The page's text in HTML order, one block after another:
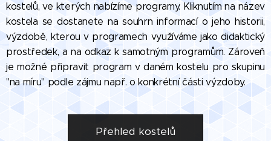
kostelů, ve kterých nabízíme programy. Kliknutím na název
kostela se dostanete na souhrn informací o jeho historii,
výzdobě, kterou v programech využíváme jako didaktický
prostředek, a na odkaz k samotným programům. Zároveň
je možné připravit program v daném kostelu pro skupinu
"na míru" podle zájmu např. o konkrétní části výzdoby.
Přehled kostelů